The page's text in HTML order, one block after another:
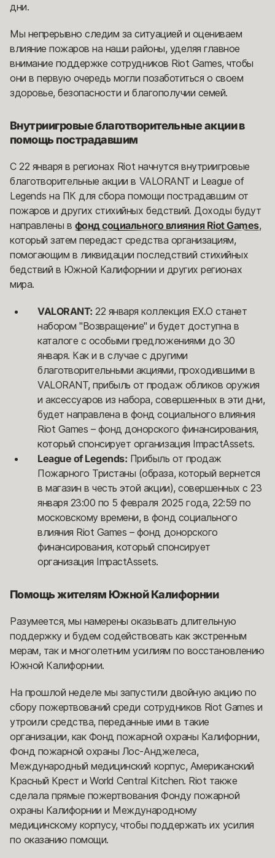
дни.
Мы непрерывно следим за ситуацией и оцениваем
влияние пожаров на наши районы, уделяя главное
внимание поддержке сотрудников Riot Games, чтобы
они в первую очередь могли позаботиться о своем
здоровье, безопасности и благополучии семей.
Внутриигровые благотворительные акции в
помощь пострадавшим
С 22 января в регионах Riot начнутся внутриигровые
благотворительные акции в VALORANT и League of
Legends на ПК для сбора помощи пострадавшим от
пожаров и других стихийных бедствий. Доходы будут
направлены в фонд социального влияния Riot Games,
который затем передаст средства организациям,
помогающим в ликвидации последствий стихийных
бедствий в Южной Калифорнии и других регионах
мира.
VALORANT: 22 января коллекция EX.O станет
набором "Возвращение" и будет доступна в
каталоге с особыми предложениями до 30
января. Как и в случае с другими
благотворительными акциями, проходившими в
VALORANT, прибыль от продаж обликов оружия
и аксессуаров из набора, совершенных в эти дни,
будет направлена в фонд социального влияния
Riot Games – фонд донорского финансирования,
который спонсирует организация ImpactAssets.
League of Legends: Прибыль от продаж
Пожарного Тристаны (образа, который вернется
в магазин в честь этой акции), совершенных с 23
января 23:00 по 5 февраля 2025 года, 22:59 по
московскому времени, в фонд социального
влияния Riot Games – фонд донорского
финансирования, который спонсирует
организация ImpactAssets.
Помощь жителям Южной Калифорнии
Разумеется, мы намерены оказывать длительную
поддержку и будем содействовать как экстренным
мерам, так и многолетним усилиям по восстановлению
Южной Калифорнии.
На прошлой неделе мы запустили двойную акцию по
сбору пожертвований среди сотрудников Riot Games и
утроили средства, переданные ими в такие
организации, как Фонд пожарной охраны Калифорнии,
Фонд пожарной охраны Лос-Анджелеса,
Международный медицинский корпус, Американский
Красный Крест и World Central Kitchen. Riot также
сделала прямые пожертвования Фонду пожарной
охраны Калифорнии и Международному
медицинскому корпусу, чтобы поддержать их усилия
по оказанию помощи.